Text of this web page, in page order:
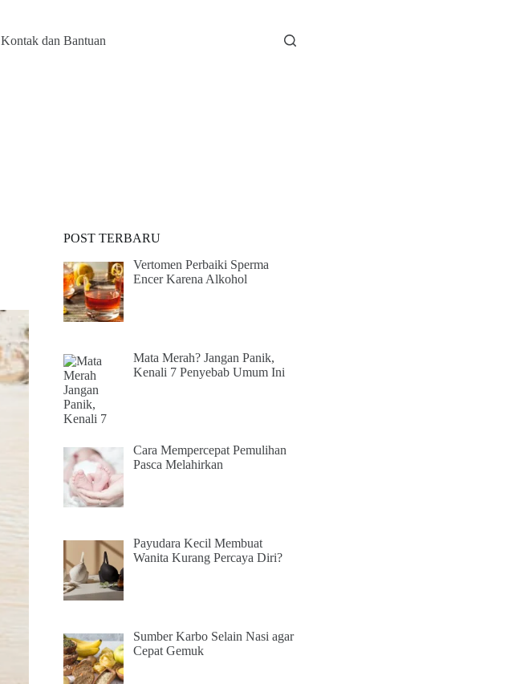
Kontak dan Bantuan
POST TERBARU
Vertomen Perbaiki Sperma
Encer Karena Alkohol
Mata Merah? Jangan Panik,
Kenali 7 Penyebab Umum Ini
Cara Mempercepat Pemulihan
Pasca Melahirkan
Payudara Kecil Membuat
Wanita Kurang Percaya Diri?
Sumber Karbo Selain Nasi agar
Cepat Gemuk